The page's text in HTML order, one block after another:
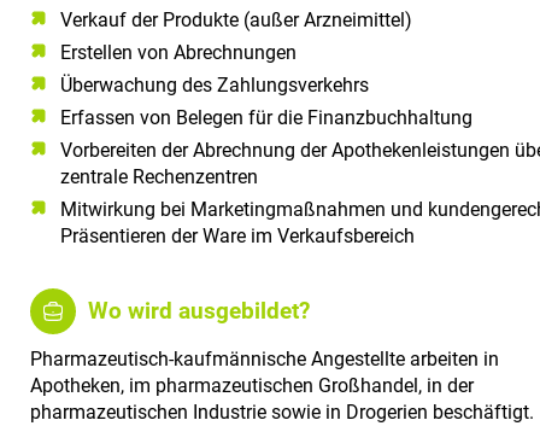
Verkauf der Produkte (außer Arzneimittel)
Erstellen von Abrechnungen
Überwachung des Zahlungsverkehrs
Erfassen von Belegen für die Finanzbuchhaltung
Vorbereiten der Abrechnung der Apothekenleistungen
zentrale Rechenzentren
Mitwirkung bei Marketingmaßnahmen und
Präsentieren der Ware im Verkaufsbereich
Wo wird ausgebildet?
Pharmazeutisch-kaufmännische Angestellte arbeiten in
Apotheken, im pharmazeutischen Großhandel, in der
pharmazeutischen Industrie sowie in Drogerien beschäftigt.